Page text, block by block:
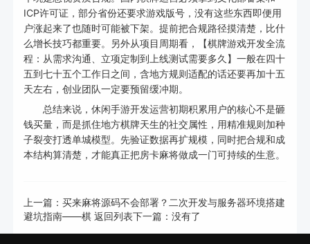
ICP许可证，部分省份还要求游戏版号，没有这些东西即便用
户涨起来了也随时可能被下架。提前把合规路径摸清楚，比什
么增长技巧都重要。另外从项目周期看，【棋牌游戏开发全流
程：从需求沟通、立项定制到上线测试需要多久】一般在四十
五到七十五个工作日之间，含地方规则适配的话还要再加十五
天左右，创业团队一定要预留缓冲期。
总结来说，休闲手游开发运营初期积累用户的核心不是砸
钱买量，而是抓住地方棋牌天生的社交属性，用精准规则加种
子裂变打透单城模型。先验证数据再扩规模，同时把合规和成
本结构算清楚，才能真正把房卡麻将做成一门可持续的生意。
上一篇： 买来麻将源码不会部署？二次开发与服务器环境搭建
避坑指南——棋 返回列表下一篇：没有了